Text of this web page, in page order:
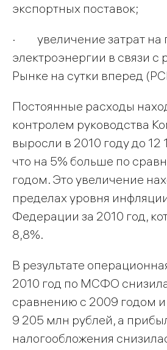
экспортных поставок;
· увеличение затрат на
электроэнергии в связи с
Рынке на сутки вперед
Постоянные расходы
контролем руководства
выросли в 2010 году до 12
что на 5% больше по
годом. Это увеличение
пределах уровня
Федерации за 2010 год,
8,8%.
В результате
2010 год по МСФО
сравнению с 2009 годом и
9 205 млн рублей, а
налогообложения